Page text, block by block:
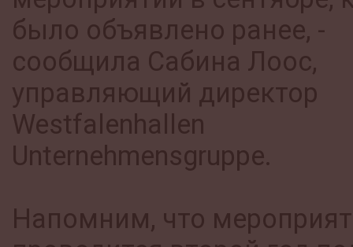
было объявлено ранее, -
сообщила Сабина Лоос,
управляющий директор
Westfalenhallen
Unternehmensgruppe.
Напомним, что